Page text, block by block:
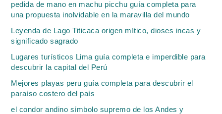
pedida de mano en machu picchu guía completa para
una propuesta inolvidable en la maravilla del mundo
Leyenda de Lago Titicaca origen mítico, dioses incas y
significado sagrado
Lugares turísticos Lima guía completa e imperdible para
descubrir la capital del Perú
Mejores playas peru guía completa para descubrir el
paraíso costero del país
el condor andino símbolo supremo de los Andes y